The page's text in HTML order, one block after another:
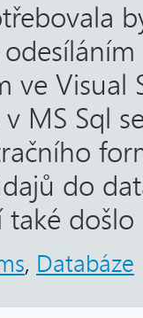
ve
MS Sql
do
došlo
, Databáze